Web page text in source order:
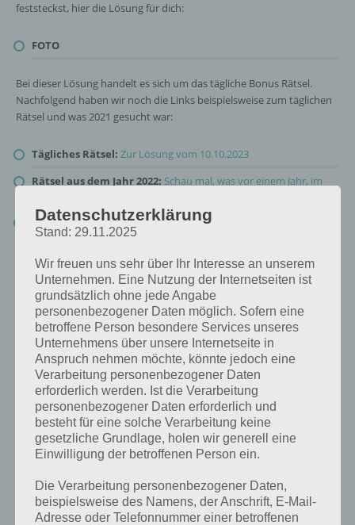
feststeckst, hier die Lösung für dich:
FOTO
Bei dieser Lösung handelt es sich um das tägliche Bonus Rätsel.
Nachfolgend haben wir noch die Links beispielsweise zum täglichen
Rätsel und was 2021 gesucht war:
Tägliches Rätsel: Zur Lösung vom 10.10.2023
Rätsel aus dem Jahr 2022: Schau mal, was vor einem Jahr, im
Zur Übersicht:4 Bilder 1 Wort Lösungen zu Hier spukts im
Oktober 2023!
Datenschutzerklärung
Stand: 29.11.2025
Wir freuen uns sehr über Ihr Interesse an unserem
Unternehmen. Eine Nutzung der Internetseiten ist
grundsätzlich ohne jede Angabe
personenbezogener Daten möglich. Sofern eine
betroffene Person besondere Services unseres
Unternehmens über unsere Internetseite in
Anspruch nehmen möchte, könnte jedoch eine
Verarbeitung personenbezogener Daten
erforderlich werden. Ist die Verarbeitung
personenbezogener Daten erforderlich und
besteht für eine solche Verarbeitung keine
gesetzliche Grundlage, holen wir generell eine
Einwilligung der betroffenen Person ein.
Die Verarbeitung personenbezogener Daten,
beispielsweise des Namens, der Anschrift, E-Mail-
Adresse oder Telefonnummer einer betroffenen